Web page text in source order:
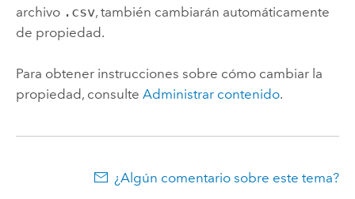
archivo .csv, también cambiarán automáticamente
de propiedad.
Para obtener instrucciones sobre cómo cambiar la
propiedad, consulte Administrar contenido.
¿Algún comentario sobre este tema?